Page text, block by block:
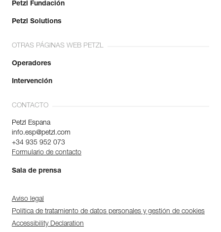
Petzl Fundación
Petzl Solutions
OTRAS PÁGINAS WEB PETZL
Operadores
Intervención
CONTACTO
Petzl Espana
info.esp@petzl.com
+34 935 952 073
Formulario de contacto
Sala de prensa
Aviso legal
Política de tratamiento de datos personales y gestión de cookies
Accessibility Declaration